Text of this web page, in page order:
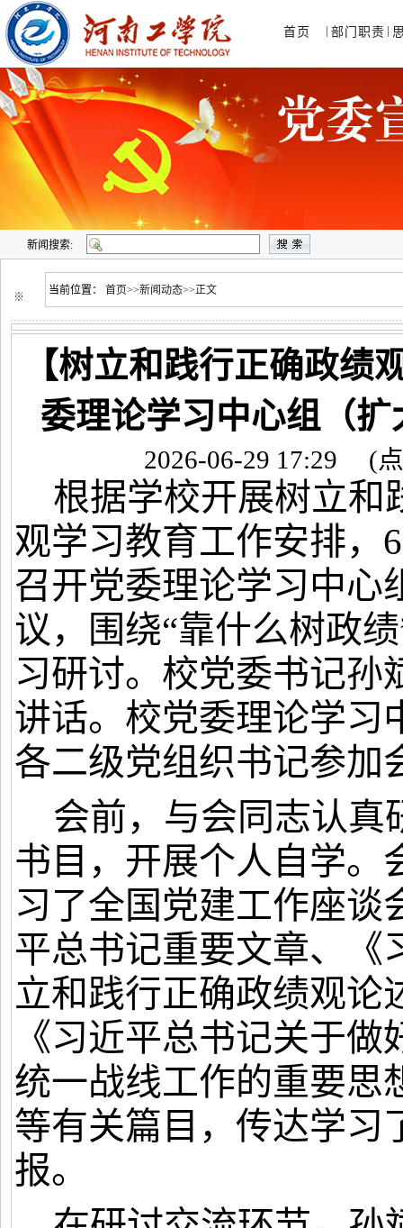
首页 | 部门职责 |
新闻搜索:
※
当前位置： 首页>>新闻动态>>正文
【树立和践行正确政绩
委理论学习中心组（
2026-06-29 17:29 (
根据学校开展树立和
观学习教育工作安排，
召开党委理论学习中心
议，围绕“靠什么树政
习研讨。校党委书记孙
讲话。校党委理论学习
各二级党组织书记参加
会前，与会同志认真
书目，开展个人自学。
习了全国党建工作座谈
平总书记重要文章、《
立和践行正确政绩观论
《习近平总书记关于做
统一战线工作的重要思
等有关篇目，传达学习
报。